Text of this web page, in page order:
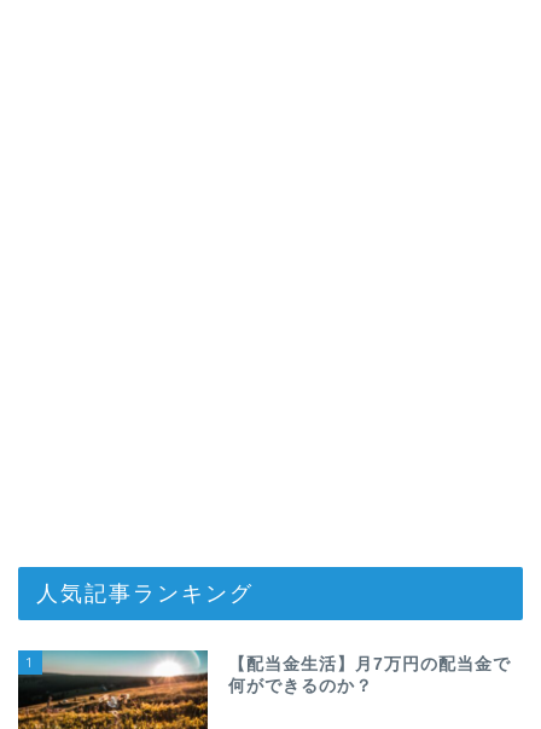
人気記事ランキング
1
【配当金生活】月7万円の配当金で
何ができるのか？